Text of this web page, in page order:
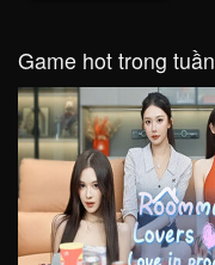
Game hot trong tuần
VIEW